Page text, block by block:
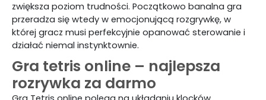
zwiększa poziom trudności. Początkowo banalna gra
przeradza się wtedy w emocjonującą rozgrywkę, w
której gracz musi perfekcyjnie opanować sterowanie i
działać niemal instynktownie.
Gra tetris online – najlepsza
rozrywka za darmo